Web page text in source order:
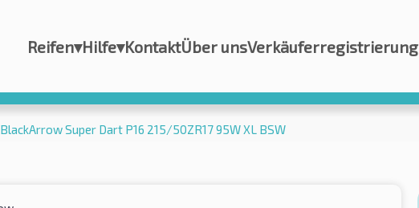
Reifen▾Hilfe▾KontaktÜber unsVerkäuferregistrierung
BlackArrow Super Dart P16 215/50ZR17 95W XL BSW